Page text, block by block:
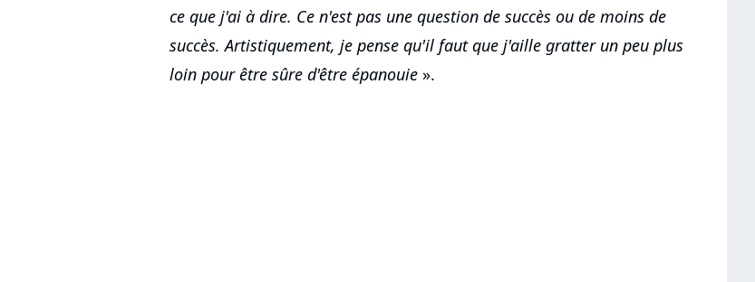
ce que j'ai à dire. Ce n'est pas une question de succès ou de moins de
succès. Artistiquement, je pense qu'il faut que j'aille gratter un peu plus
loin pour être sûre d'être épanouie ».